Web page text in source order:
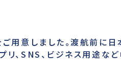
意しました。渡航前に日
、SNS、ビジネス用途な